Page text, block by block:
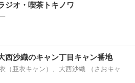
ジオ・喫茶トキノワ
西沙織のキャン丁目キャン番地
（亜衣キャン）、大西沙織 （さおキャ